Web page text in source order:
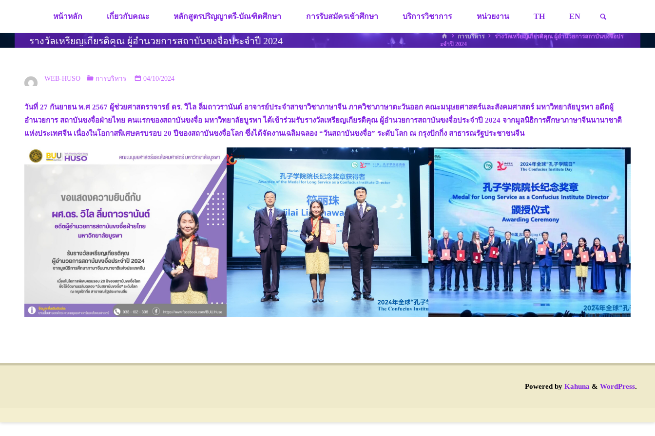
content
หน้าหลัก เกี่ยวกับคณะ หลักสูตรปริญญาตรี-บัณฑิตศึกษา การรับสมัครเข้าศึกษา บริการวิชาการ หน่วยงาน TH EN
รางวัลเหรียญเกียรติคุณ ผู้อำนวยการสถาบันขงจื่อประจำปี 2024
HOMEการบริหาร
รางวัลเหรียญเกียรติคุณ ผู้อำนวยการสถาบันขงจื่อปร
ะจำปี 2024
WEB-HUSO การบริหาร 04/10/2024
วันที่ 27 กันยายน พ.ศ 2567 ผู้ช่วยศาสตราจารย์ ดร. วิไล ลิ่มถาวรานันต์ อาจารย์ประจำสาขาวิชาภาษาจีน ภาควิชาภาษาตะวันออก คณะมนุษยศาสตร์และสังคมศาสตร์ มหาวิทยาลัยบูรพา อดีตผู้
อำนวยการ สถาบันขงจื่อฝ่ายไทย คนแรกของสถาบันขงจื่อ มหาวิทยาลัยบูรพา ได้เข้าร่วมรับรางวัลเหรียญเกียรติคุณ ผู้อำนวยการสถาบันขงจื่อประจำปี 2024 จากมูลนิธิการศึกษาภาษาจีนนานาชาติ
แห่งประเทศจีน เนื่องในโอกาสพิเศษครบรอบ 20 ปีของสถาบันขงจื่อโลก ซึ่งได้จัดงานเฉลิมฉลอง “วันสถาบันขงจื่อ” ระดับโลก ณ กรุงปักกิ่ง สาธารณรัฐประชาชนจีน
Powered byKahuna & WordPress.